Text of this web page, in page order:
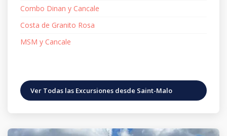
Combo Dinan y Cancale
Costa de Granito Rosa
MSM y Cancale
Ver Todas las Excursiones desde Saint-Malo